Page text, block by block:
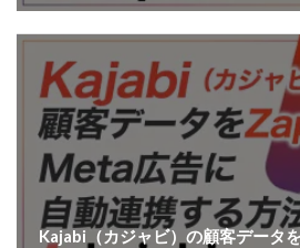
Kajabi（カジャビ）の顧客データ